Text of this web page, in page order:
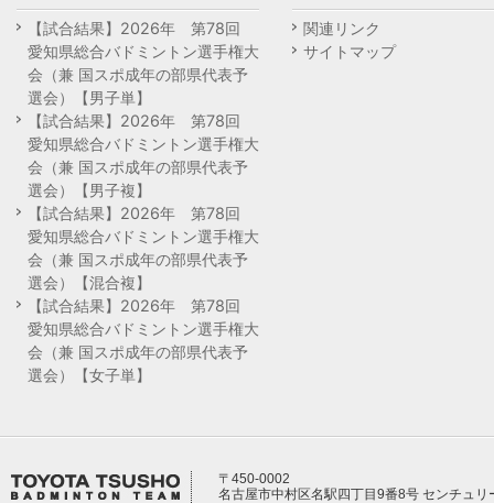
【試合結果】2026年 第78回
愛知県総合バドミントン選手権大
会（兼 国スポ成年の部県代表予
選会）【男子単】
【試合結果】2026年 第78回
愛知県総合バドミントン選手権大
会（兼 国スポ成年の部県代表予
選会）【男子複】
【試合結果】2026年 第78回
愛知県総合バドミントン選手権大
会（兼 国スポ成年の部県代表予
選会）【混合複】
【試合結果】2026年 第78回
愛知県総合バドミントン選手権大
会（兼 国スポ成年の部県代表予
選会）【女子単】
関連リンク
サイトマップ
〒450-0002
名古屋市中村区名駅四丁目9番8号 センチュリ